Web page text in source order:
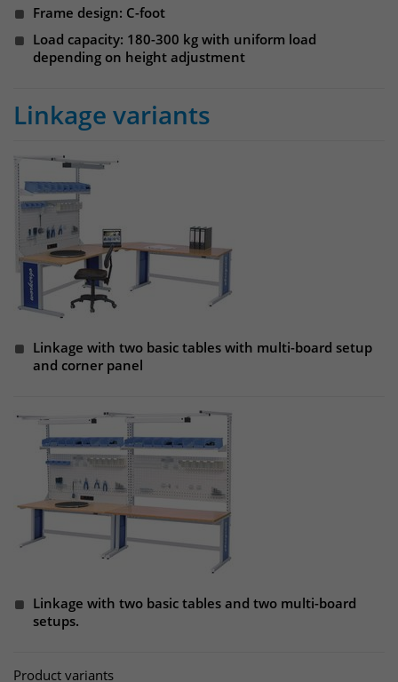
Frame design: C-foot
Load capacity: 180-300 kg with uniform load
depending on height adjustment
Linkage variants
Linkage with two basic tables with multi-board setup
and corner panel
Linkage with two basic tables and two multi-board
setups.
Product variants
Laufzeit
Zweck
Das Cookie wird von Matomo
um Besucher-, Sitzungs- und
Kampagnendaten zu berechnen und
eine randoly generierte Nummer zu,
um eindeutige Besucher zu
identifizieren. Die Daten werde lokal
auf unserem Server gespeichert und
sind damit externen Unternehmen
Anbieter Matomo
Laufzeit 30 Minuten
Zweck
Das Cookie wird genutzt um temporär
Session Daten zu speichern
Anbieter